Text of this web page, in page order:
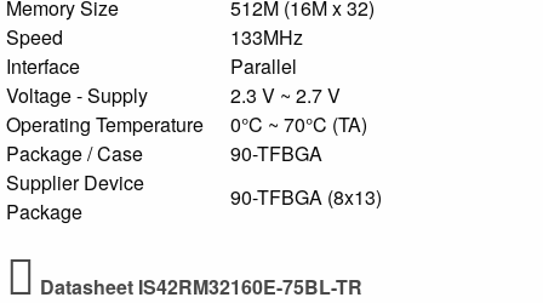
Memory Size
512M (16M x 32)
Speed
133MHz
Interface
Parallel
Voltage - Supply
2.3 V ~ 2.7 V
Operating Temperature
0°C ~ 70°C (TA)
Package / Case
90-TFBGA
Supplier Device
Package
90-TFBGA (8x13)
Datasheet IS42RM32160E-75BL-TR